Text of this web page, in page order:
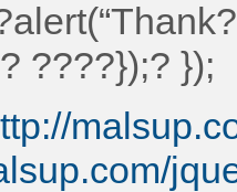
????});? });